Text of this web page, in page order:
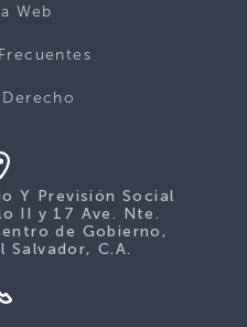
Web
Y Previsión Social
II y 17 Ave. Nte.
de Gobierno,
Salvador, C.A.